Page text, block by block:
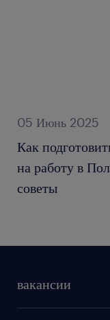
05 Июнь 2025
Как
на работу в
советы
вакансии